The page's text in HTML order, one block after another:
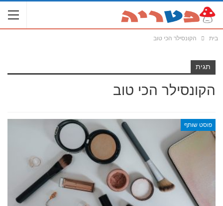
בית הקונסילר הכי טוב
תגית
הקונסילר הכי טוב
פוסט שותף